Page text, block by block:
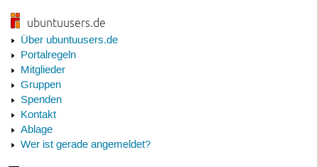
ubuntuusers.de
Über ubuntuusers.de
Portalregeln
Mitglieder
Gruppen
Spenden
Kontakt
Ablage
Wer ist gerade angemeldet?